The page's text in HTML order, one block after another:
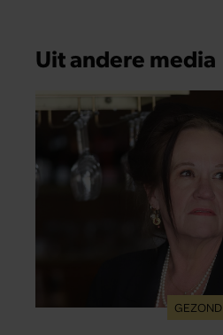
Uit andere media
GEZOND